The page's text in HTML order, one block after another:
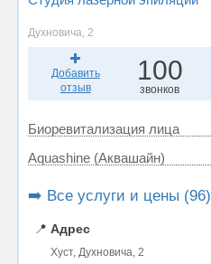
Духновича, 2
Добавить
отзыв
100
звонков
Биоревитализация лица
Aquashine (Аквашайн)
➡️ Все услуги и цены (96)
📍 Адрес
Хуст, Духновича, 2